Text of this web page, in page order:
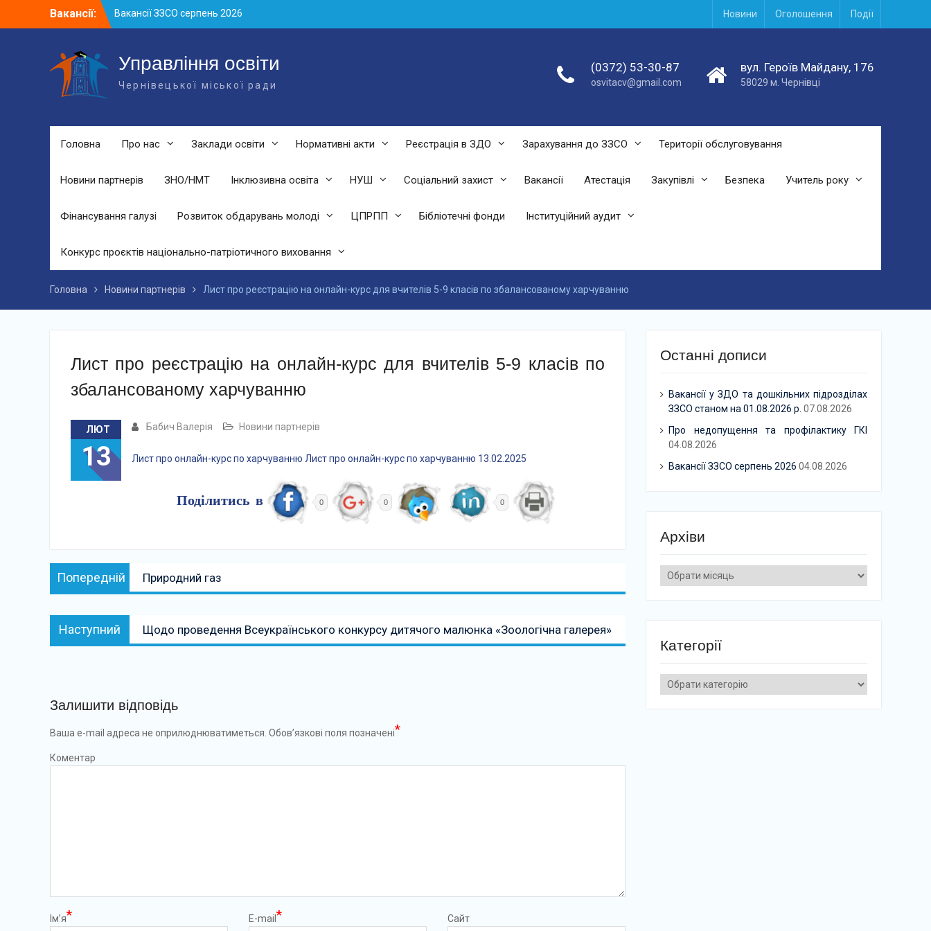
Вакансії:
Вакансії ЗЗСО серпень 2026
Вакансії ЗЗСО червень 2026
підрозділах ЗЗСО станом на 01.08.2026
р.
Новини Оголошення Події
Управління освіти
Чернівецької міської ради
(0372) 53-30-87
osvitacv@gmail.com
вул. Героїв Майдану, 176
58029 м. Чернівці
Головна Про нас Заклади освіти Нормативні акти Реєстрація в ЗДО Зарахування до ЗЗСО Території обслуговування
Новини партнерів ЗНО/НМТ Інклюзивна освіта НУШ Соціальний захист Вакансії Атестація Закупівлі Безпека Учитель року
Фінансування галузі Розвиток обдарувань молоді ЦПРПП Бібліотечні фонди Інституційний аудит
Конкурс проєктів національно-патріотичного виховання
Головна Новини партнерів Лист про реєстрацію на онлайн-курс для вчителів 5-9 класів по збалансованому харчуванню
Лист про реєстрацію на онлайн-курс для вчителів 5-9 класів по
збалансованому харчуванню
ЛЮТ
13
Бабич Валерія Новини партнерів
Лист про онлайн-курс по харчуванню Лист про онлайн-курс по харчуванню 13.02.2025
Поділитись в 0 0 0
Навігація
записів
Попередній Попередній:
Природний газ
Наступний Наступний:
Щодо проведення Всеукраїнського конкурсу дитячого малюнка «Зоологічна галерея»
Залишити відповідь
Ваша e-mail адреса не оприлюднюватиметься. Обов’язкові поля позначені*
Коментар
Ім’я* E-mail * Сайт
Останні дописи
Вакансії у ЗДО та дошкільних підрозділах
ЗЗСО станом на 01.08.2026 р. 07.08.2026
Про недопущення та профілактику ГКІ
04.08.2026
Вакансії ЗЗСО серпень 2026 04.08.2026
Архіви
Архіви
Категорії
Категорії